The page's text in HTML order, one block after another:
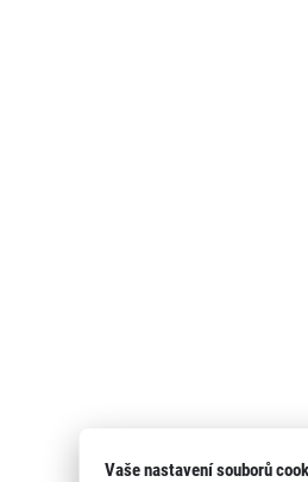
Vaše nastavení souborů